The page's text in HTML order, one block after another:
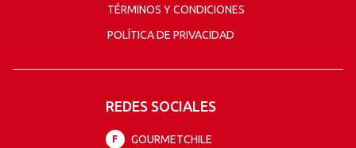
TÉRMINOS Y CONDICIONES
POLÍTICA DE PRIVACIDAD
REDES SOCIALES
F GOURMETCHILE